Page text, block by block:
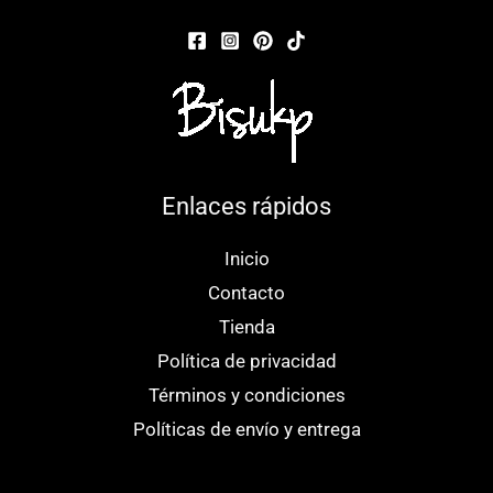
de
producto
Enlaces rápidos
Inicio
Contacto
Tienda
Política de privacidad
Términos y condiciones
Políticas de envío y entrega